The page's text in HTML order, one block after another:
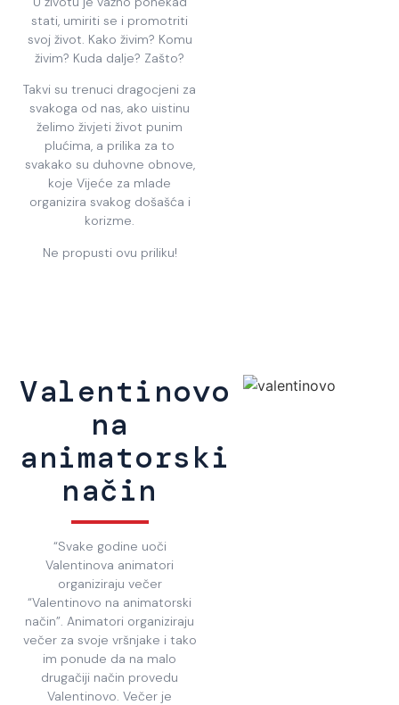
stati, umiriti se i promotriti
svoj život. Kako živim? Komu
živim? Kuda dalje? Zašto?
Takvi su trenuci dragocjeni za
svakoga od nas, ako uistinu
želimo živjeti život punim
plućima, a prilika za to
svakako su duhovne obnove,
koje Vijeće za mlade
organizira svakog došašća i
korizme.
Ne propusti ovu priliku!
Valentinovo
na
animatorski
način
“Svake godine uoči
Valentinova animatori
organiziraju večer
“Valentinovo na animatorski
način”. Animatori organiziraju
večer za svoje vršnjake i tako
im ponude da na malo
drugačiji način provedu
Valentinovo. Večer je